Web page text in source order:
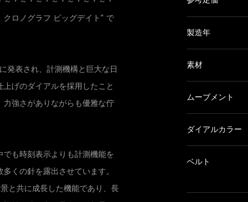
クロノグラフ ビッグデイト" で
発表され、計測機構と巨大な日
げのダイアルを採用したこと
強さがありながらも優雅な佇
も時刻表示よりも計測機能を
くの針を露出させています。
と共に成長した機能であり、長
製造年
素材
ムーブメント
ダイアルカラー
ベルト